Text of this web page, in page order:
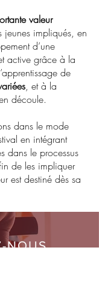
valeur
jeunes impliqués, en
d’une
active grâce à la
de
, et à la
découle.
dans le mode
en intégrant
dans le processus
de les impliquer
est destiné dès sa
NOUS